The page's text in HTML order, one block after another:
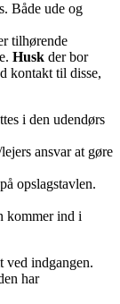
Både ude og
tilhørende
Husk der bor
kontakt til disse,
i den udendørs
ansvar at gøre
opslagstavlen.
kommer ind i
ved indgangen.
har